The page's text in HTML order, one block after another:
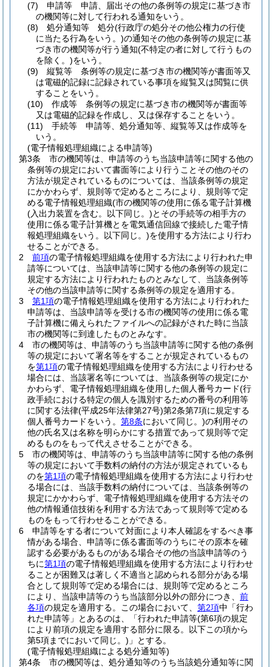
(7)
申請等 申請、届出その他の条例等の規定に基づき市
の機関等に対して行われる通知をいう。
(8)
処分通知等 処分(行政庁の処分その他公権力の行使
に当たる行為をいう。)の通知その他の条例等の規定に基
づき市の機関等が行う通知(不特定の者に対して行うもの
を除く。)をいう。
(9)
縦覧等 条例等の規定に基づき市の機関等が書面等又
は電磁的記録に記録されている事項を縦覧又は閲覧に供
することをいう。
(10)
作成等 条例等の規定に基づき市の機関等が書面等
又は電磁的記録を作成し、又は保存することをいう。
(11)
手続等 申請等、処分通知等、縦覧等又は作成等を
いう。
(電子情報処理組織による申請等)
第3条
市の機関等は、申請等のうち当該申請等に関する他の
条例等の規定において書面等により行うことその他のその
方法が規定されているものについては、当該条例等の規定
にかかわらず、規則等で定めるところにより、規則等で定
める電子情報処理組織(市の機関等の使用に係る電子計算機
(入出力装置を含む。以下同じ。)とその手続等の相手方の
使用に係る電子計算機とを電気通信回線で接続した電子情
報処理組織をいう。以下同じ。)を使用する方法により行わ
せることができる。
2
前項の電子情報処理組織を使用する方法により行われた申
請等については、当該申請等に関する他の条例等の規定に
規定する方法により行われたものとみなして、当該条例等
その他の当該申請等に関する条例等の規定を適用する。
3
第1項の電子情報処理組織を使用する方法により行われた
申請等は、当該申請等を受ける市の機関等の使用に係る電
子計算機に備えられたファイルへの記録がされた時に当該
市の機関等に到達したものとみなす。
4
市の機関等は、申請等のうち当該申請等に関する他の条例
等の規定において署名等をすることが規定されているもの
を第1項の電子情報処理組織を使用する方法により行わせる
場合には、当該署名等については、当該条例等の規定にか
かわらず、電子情報処理組織を使用した個人番号カード(行
政手続における特定の個人を識別するための番号の利用等
に関する法律(平成25年法律第27号)第2条第7項に規定する
個人番号カードをいう。 第8条において同じ。)の利用その
他の氏名又は名称を明らかにする措置であって規則等で定
めるものをもって代えさせることができる。
5
市の機関等は、申請等のうち当該申請等に関する他の条例
等の規定において手数料の納付の方法が規定されているも
のを第1項の電子情報処理組織を使用する方法により行わせ
る場合には、当該手数料の納付については、当該条例等の
規定にかかわらず、電子情報処理組織を使用する方法その
他の情報通信技術を利用する方法であって規則等で定める
ものをもって行わせることができる。
6
申請等をする者について対面により本人確認をするべき事
情がある場合、申請等に係る書面等のうちにその原本を確
認する必要があるものがある場合その他の当該申請等のう
ちに第1項の電子情報処理組織を使用する方法により行わせ
ることが困難又は著しく不適当と認められる部分がある場
合として規則等で定める場合には、規則等で定めるところ
により、当該申請等のうち当該部分以外の部分につき、 前
各項の規定を適用する。 この場合において、 第2項中「行わ
れた申請等」とあるのは、「行われた申請等(第6項の規定
により前項の規定を適用する部分に限る。以下この項から
第5項までにおいて同じ。) 」とする。
(電子情報処理組織による処分通知等)
第4条
市の機関等は、処分通知等のうち当該処分通知等に関